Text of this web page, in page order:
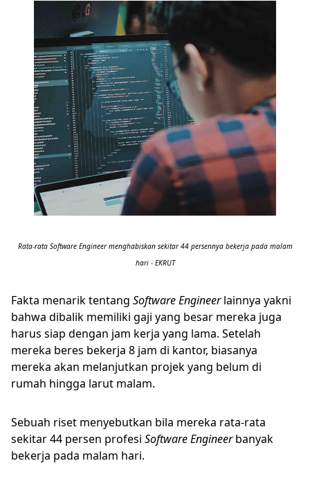
Rata-rata Software Engineer menghabiskan sekitar 44 persennya bekerja pada malam
hari - EKRUT
Fakta menarik tentang Software Engineerlainnya yakni
bahwa dibalik memiliki gaji yang besar mereka juga
harus siap dengan jam kerja yang lama. Setelah
mereka beres bekerja 8 jam di kantor, biasanya
mereka akan melanjutkan projek yang belum di
rumah hingga larut malam.
Sebuah riset menyebutkan bila mereka rata-rata
sekitar 44 persen profesi Software Engineerbanyak
bekerja pada malam hari.